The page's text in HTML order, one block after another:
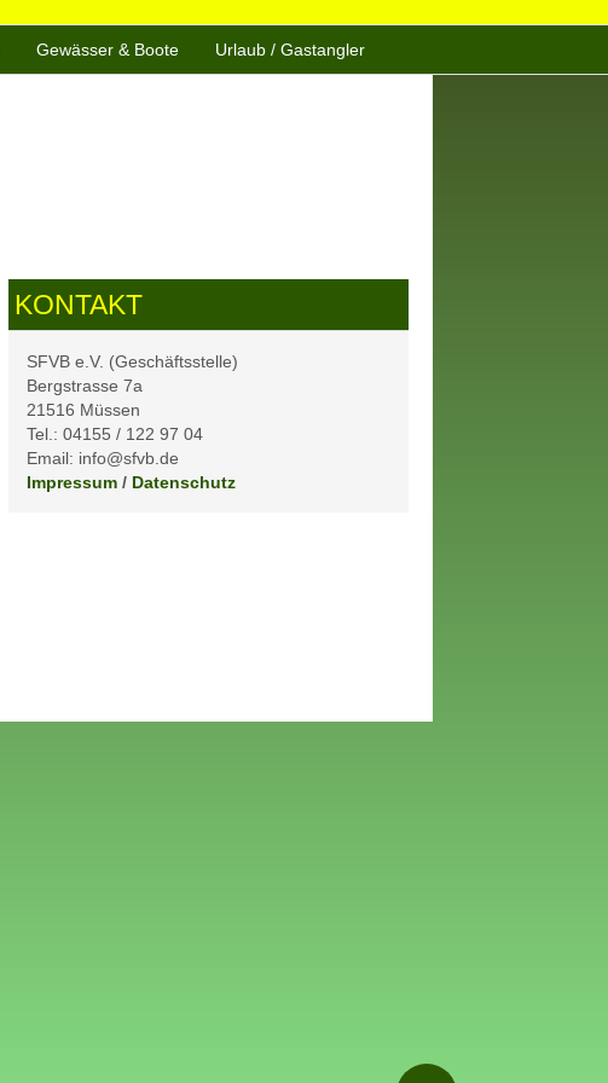
Gewässer & Boote Urlaub / Gastangler
KONTAKT
SFVB e.V. (Geschäftsstelle)
Bergstrasse 7a
21516 Müssen
Tel.: 04155 / 122 97 04
Email: info@sfvb.de
Impressum/ Datenschutz